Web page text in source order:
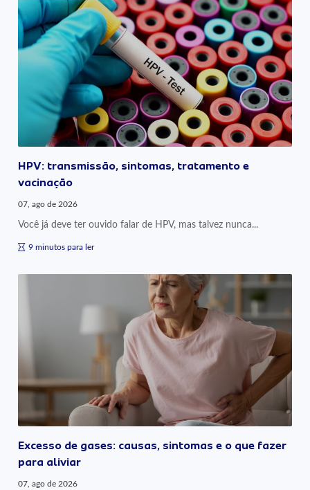
HPV: transmissão, sintomas, tratamento e
vacinação
07, ago de 2026
Você já deve ter ouvido falar de HPV, mas talvez nunca...
9 minutos para ler
Excesso de gases: causas, sintomas e o que fazer
para aliviar
07, ago de 2026